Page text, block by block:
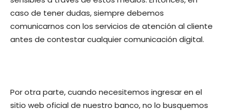
caso de tener dudas, siempre debemos
comunicarnos con los servicios de atención al cliente
antes de contestar cualquier comunicación digital.
Por otra parte, cuando necesitemos ingresar en el
sitio web oficial de nuestro banco, no lo busquemos